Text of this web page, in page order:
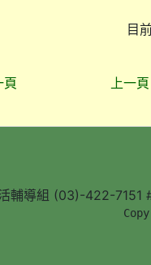
目
頁 上一頁
輔導組 (03)-422-7151